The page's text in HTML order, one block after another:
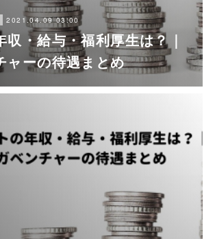
2021.04.09 03:00
収・給与・福利厚生は？｜
ャーの待遇まとめ